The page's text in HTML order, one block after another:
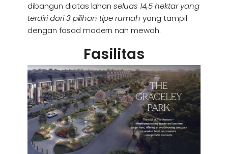
dibangun diatas lahanseluas 14,5 hektar yang
terdiri dari 3 pilihan tipe rumah yang tampil
dengan fasad modern nan mewah.
Fasilitas